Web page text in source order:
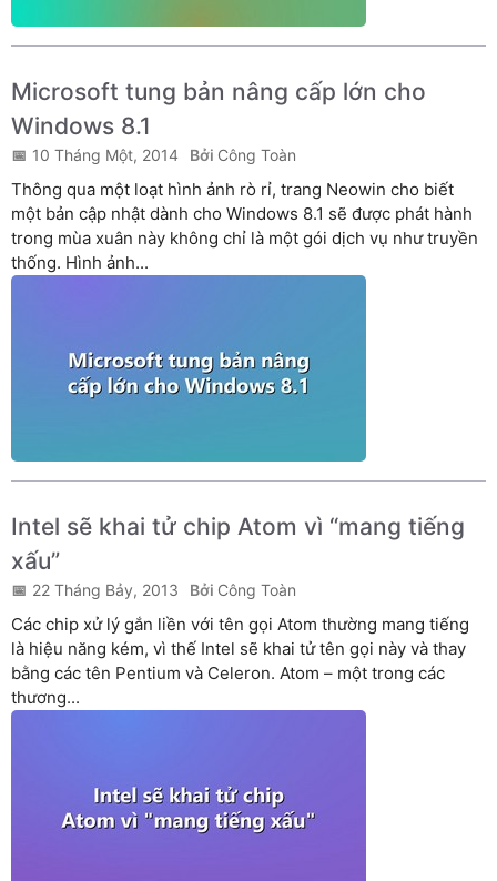
Microsoft tung bản nâng cấp lớn cho
Windows 8.1
10 Tháng Một, 2014 Công Toàn
Thông qua một loạt hình ảnh rò rỉ, trang Neowin cho biết
một bản cập nhật dành cho Windows 8.1 sẽ được phát hành
trong mùa xuân này không chỉ là một gói dịch vụ như truyền
thống. Hình ảnh...
Intel sẽ khai tử chip Atom vì “mang tiếng
xấu”
22 Tháng Bảy, 2013 Công Toàn
Các chip xử lý gắn liền với tên gọi Atom thường mang tiếng
là hiệu năng kém, vì thế Intel sẽ khai tử tên gọi này và thay
bằng các tên Pentium và Celeron. Atom – một trong các
thương...